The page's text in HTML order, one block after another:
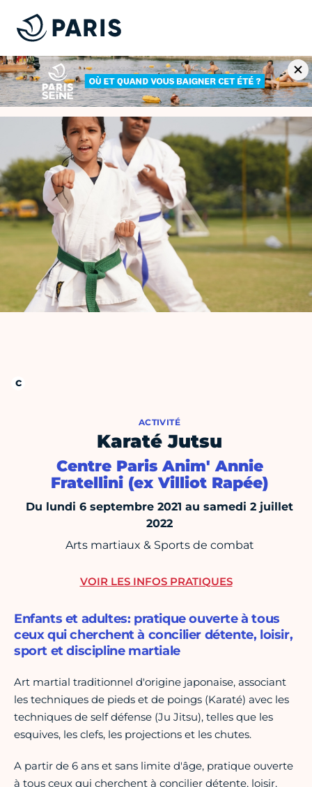
ACTIVITÉ
Karaté Jutsu
Centre Paris Anim' Annie
Fratellini (ex Villiot Rapée)
Du lundi 6 septembre 2021 au samedi 2 juillet
2022
Arts martiaux & Sports de combat
Enfants et adultes: pratique ouverte à tous
ceux qui cherchent à concilier détente, loisir,
sport et discipline martiale
Art martial traditionnel d'origine japonaise, associant
les techniques de pieds et de poings (Karaté) avec les
techniques de self défense (Ju Jitsu), telles que les
esquives, les clefs, les projections et les chutes.
A partir de 6 ans et sans limite d'âge, pratique ouverte
à tous ceux qui cherchent à concilier détente, loisir,
VOIR LES INFOS PRATIQUES